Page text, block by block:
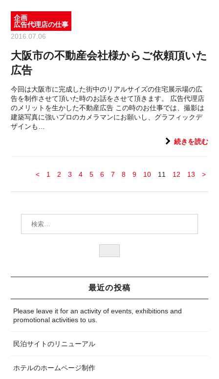
2016.07.06
大阪市の不動産会社様からご依頼頂いた
広告
今回は大阪市に完成した街中のリアルサイズの住宅展示場の広
告を制作させて頂いた時のお話をさせて頂きます。 広告代理店
のメリットを生かした不動産広告 この時のお仕事では、撮影は
建築写真に強いプロのカメラマンにお願いし、グラフィックデ
ザインも…
続きを読む
企画
広告代理店の仕事
< 1 2 3 4 5 6 7 8 9 10 11 12 13 >
最近の投稿
Please leave it for an activity of events, exhibitions and
promotional activities to us.
民泊サイトのリニューアル
ホテルのホームページ制作